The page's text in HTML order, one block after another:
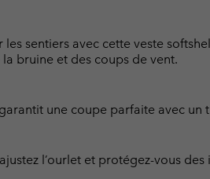
les sentiers avec cette veste
bruine et des coups de vent.
une coupe parfaite avec un
l’ourlet et protégez-vous